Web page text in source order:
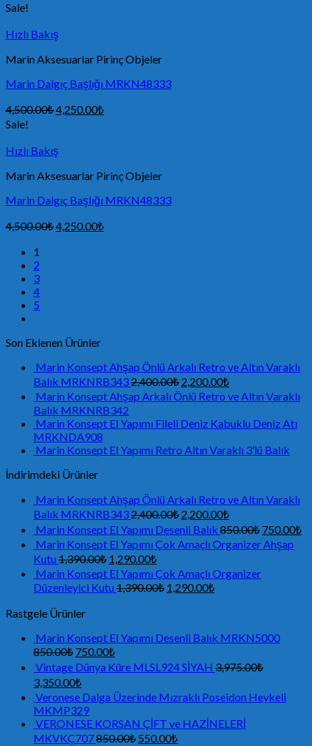
Sale!
Hızlı Bakış
Marin Aksesuarlar Pirinç Objeler
Marin Dalgıç Başlığı MRKN48333
4,500.00₺4,250.00₺
Sale!
Hızlı Bakış
Marin Aksesuarlar Pirinç Objeler
Marin Dalgıç Başlığı MRKN48333
4,500.00₺4,250.00₺
1
2
3
4
5
Son Eklenen Ürünler
Marin Konsept Ahşap Önlü Arkalı Retro ve Altın Varaklı
Balık MRKNRB3432,400.00₺ 2,200.00₺
Marin Konsept Ahşap Arkalı Önlü Retro ve Altın Varaklı
Balık MRKNRB342
Marin Konsept El Yapımı Fileli Deniz Kabuklu Deniz Atı
MRKNDA908
Marin Konsept El Yapımı Retro Altın Varaklı 3’lü Balık
İndirimdeki Ürünler
Marin Konsept Ahşap Önlü Arkalı Retro ve Altın Varaklı
Balık MRKNRB3432,400.00₺ 2,200.00₺
Marin Konsept El Yapımı Desenli Balık 850.00₺ 750.00₺
Marin Konsept El Yapımı Çok Amaçlı Organizer Ahşap
Kutu 1,390.00₺ 1,290.00₺
Marin Konsept El Yapımı Çok Amaçlı Organizer
Düzenleyici Kutu 1,390.00₺ 1,290.00₺
Rastgele Ürünler
Marin Konsept El Yapımı Desenli Balık MRKN5000
850.00₺ 750.00₺
Vintage Dünya Küre MLSL924 SİYAH 3,975.00₺
3,350.00₺
Veronese Dalga Üzerinde Mızraklı Poseidon Heykeli
MKMP329
VERONESE KORSAN ÇİFT ve HAZİNELERİ
MKVKÇ707850.00₺ 550.00₺